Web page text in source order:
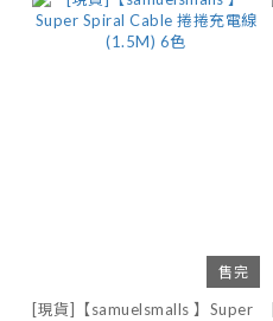
售完
[現貨]【samuelsmalls 】Super